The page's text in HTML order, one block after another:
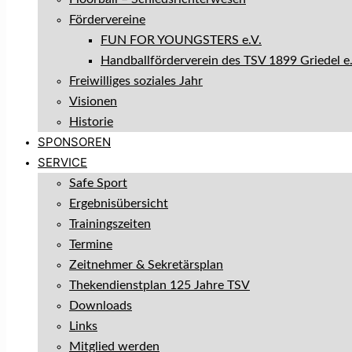
Fördervereine
FUN FOR YOUNGSTERS e.V.
Handballförderverein des TSV 1899 Griedel
Freiwilliges soziales Jahr
Visionen
Historie
SPONSOREN
SERVICE
Safe Sport
Ergebnisübersicht
Trainingszeiten
Termine
Zeitnehmer & Sekretärsplan
Thekendienstplan 125 Jahre TSV
Downloads
Links
Mitglied werden